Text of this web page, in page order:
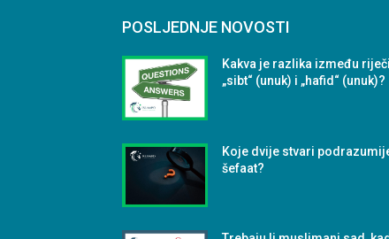
POSLJEDNJE NOVOSTI
Kakva je razlika između riječi
„sibt“ (unuk) i „hafid“ (unuk)?
Koje dvije stvari
šefaat?